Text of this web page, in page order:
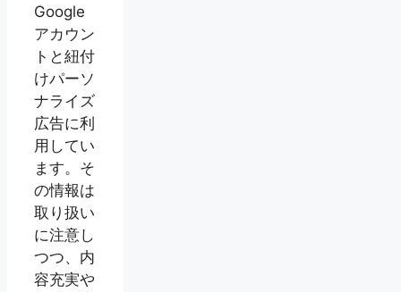
Google
アカウン
トと紐付
けパーソ
ナライズ
広告に利
用してい
ます。そ
の情報は
取り扱い
に注意し
つつ、内
容充実や